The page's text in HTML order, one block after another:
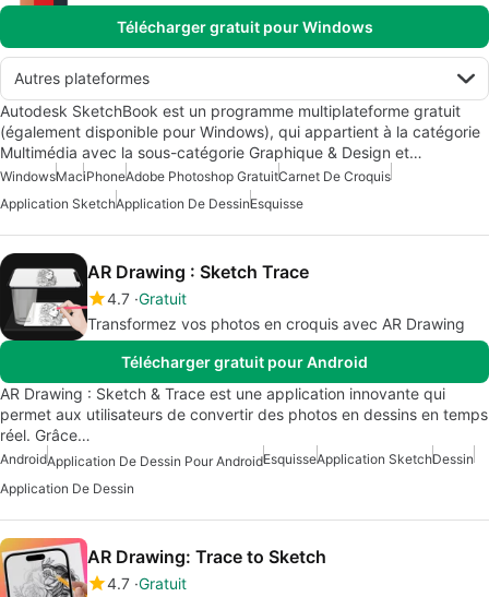
Télécharger gratuit pour Windows
Autres plateformes
Autodesk SketchBook est un programme multiplateforme gratuit
(également disponible pour Windows), qui appartient à la catégorie
Multimédia avec la sous-catégorie Graphique & Design et…
WindowsMaciPhoneAdobe Photoshop GratuitCarnet De Croquis
Application SketchApplication De DessinEsquisse
AR Drawing : Sketch Trace
4.7 Gratuit
Transformez vos photos en croquis avec AR Drawing
Télécharger gratuit pour Android
AR Drawing : Sketch & Trace est une application innovante qui
permet aux utilisateurs de convertir des photos en dessins en temps
réel. Grâce…
AndroidApplication De Dessin Pour AndroidEsquisseApplication SketchDessin
Application De Dessin
AR Drawing: Trace to Sketch
4.7 Gratuit